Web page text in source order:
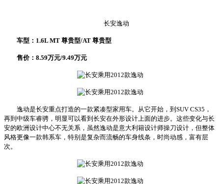
长安逸动
车型：1.6L MT 尊贵型/AT 尊贵型
售价：8.59万元/9.49万元
逸动是长安重点打造的一款紧凑型家用车。从它开始，到SUV CS35，
再到中级车睿骋，明显可以看到长安在外形设计上面的进步。这些变化与长
安的欧洲设计中心不无关系，虽然逸动是意大利籍设计师操刀设计，但整体
风格更像一款韩系车，特别是复杂而流畅的车身线条，时尚动感，富有层
次。